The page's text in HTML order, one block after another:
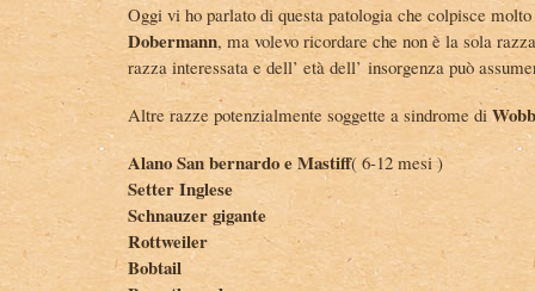
Oggi vi ho parlato di questa patologia che colpisce
Dobermann, ma volevo ricordare che non è la sola
razza interessata e dell’ età dell’ insorgenza può
Altre razze potenzialmente soggette a sindrome di
Alano San bernardo e Mastiff( 6-12 mesi )
Setter Inglese
Schnauzer gigante
Rottweiler
Bobtail